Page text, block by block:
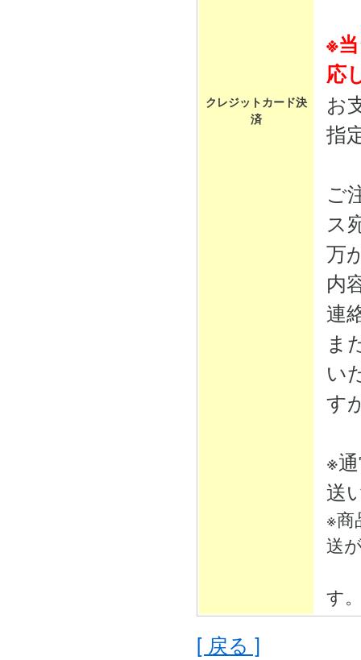
クレジットカード決
済
※
応
お
指
ご
ス
万
内
連
ま
い
す
※
送
※商
送
す
[ 戻る ]